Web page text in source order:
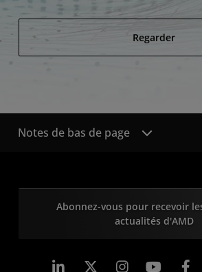
Regarder
Notes de bas de page
Abonnez-vous pour recevoir
actualités d'AMD
LinkedIn Instagram